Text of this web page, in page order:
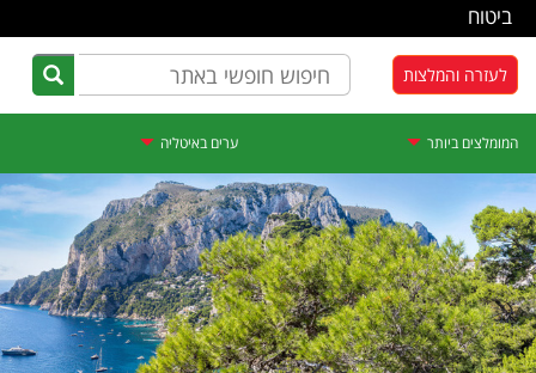
ביטוח
לעזרה והמלצות
המומלצים ביותר ערים באיטליה